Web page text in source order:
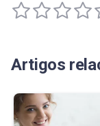
Artigos